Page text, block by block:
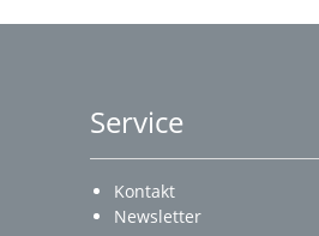
Service
Kontakt
Newsletter